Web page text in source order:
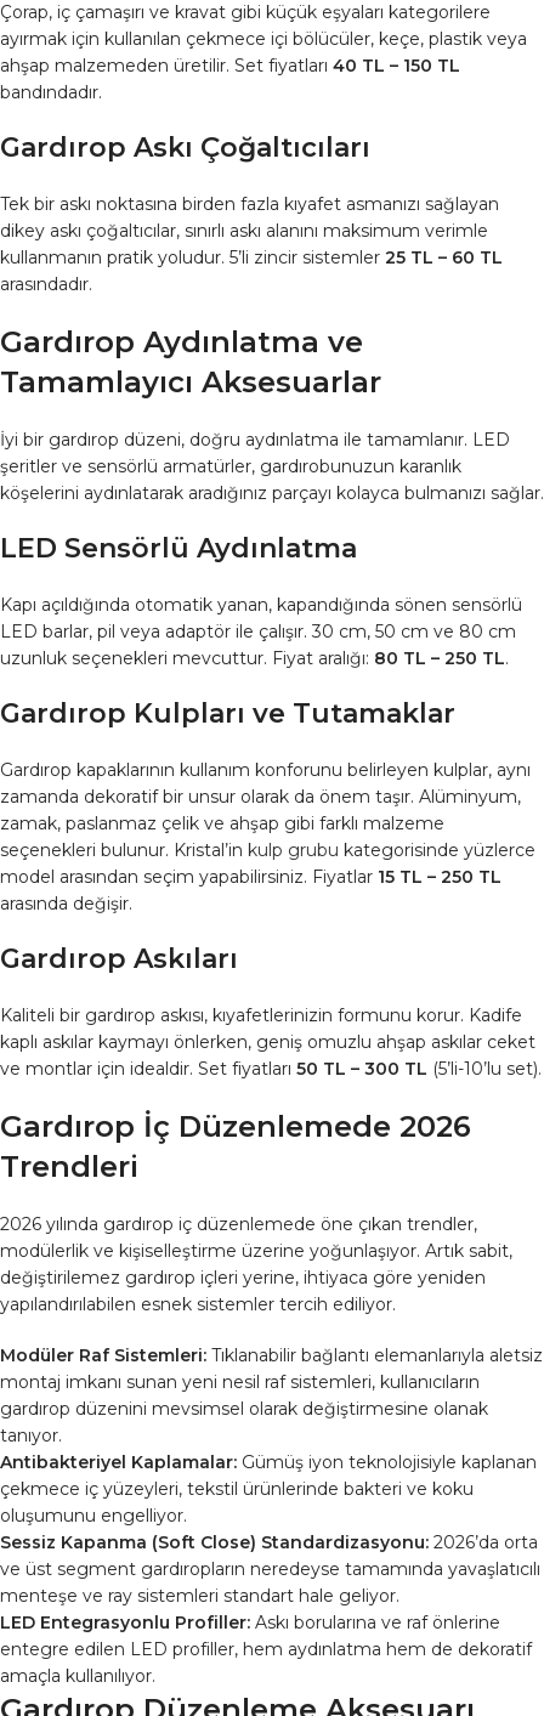
Çorap, iç çamaşırı ve kravat gibi küçük eşyaları kategorilere
ayırmak için kullanılan çekmece içi bölücüler, keçe, plastik veya
ahşap malzemeden üretilir. Set fiyatları 40 TL – 150 TL
bandındadır.
Gardırop Askı Çoğaltıcıları
Tek bir askı noktasına birden fazla kıyafet asmanızı sağlayan
dikey askı çoğaltıcılar, sınırlı askı alanını maksimum verimle
kullanmanın pratik yoludur. 5’li zincir sistemler 25 TL – 60 TL
arasındadır.
Gardırop Aydınlatma ve
Tamamlayıcı Aksesuarlar
İyi bir gardırop düzeni, doğru aydınlatma ile tamamlanır. LED
şeritler ve sensörlü armatürler, gardırobunuzun karanlık
köşelerini aydınlatarak aradığınız parçayı kolayca bulmanızı sağlar.
LED Sensörlü Aydınlatma
Kapı açıldığında otomatik yanan, kapandığında sönen sensörlü
LED barlar, pil veya adaptör ile çalışır. 30 cm, 50 cm ve 80 cm
uzunluk seçenekleri mevcuttur. Fiyat aralığı: 80 TL – 250 TL.
Gardırop Kulpları ve Tutamaklar
Gardırop kapaklarının kullanım konforunu belirleyen kulplar, aynı
zamanda dekoratif bir unsur olarak da önem taşır. Alüminyum,
zamak, paslanmaz çelik ve ahşap gibi farklı malzeme
seçenekleri bulunur. Kristal’in kulp grubu kategorisinde yüzlerce
model arasından seçim yapabilirsiniz. Fiyatlar 15 TL – 250 TL
arasında değişir.
Gardırop Askıları
Kaliteli bir gardırop askısı, kıyafetlerinizin formunu korur. Kadife
kaplı askılar kaymayı önlerken, geniş omuzlu ahşap askılar ceket
ve montlar için idealdir. Set fiyatları 50 TL – 300 TL (5’li-10’lu set).
Gardırop İç Düzenlemede 2026
Trendleri
2026 yılında gardırop iç düzenlemede öne çıkan trendler,
modülerlik ve kişiselleştirme üzerine yoğunlaşıyor. Artık sabit,
değiştirilemez gardırop içleri yerine, ihtiyaca göre yeniden
yapılandırılabilen esnek sistemler tercih ediliyor.
Modüler Raf Sistemleri: Tıklanabilir bağlantı elemanlarıyla aletsiz
montaj imkanı sunan yeni nesil raf sistemleri, kullanıcıların
gardırop düzenini mevsimsel olarak değiştirmesine olanak
tanıyor.
Antibakteriyel Kaplamalar: Gümüş iyon teknolojisiyle kaplanan
çekmece iç yüzeyleri, tekstil ürünlerinde bakteri ve koku
oluşumunu engelliyor.
Sessiz Kapanma (Soft Close) Standardizasyonu: 2026’da orta
ve üst segment gardıropların neredeyse tamamında yavaşlatıcılı
menteşe ve ray sistemleri standart hale geliyor.
LED Entegrasyonlu Profiller: Askı borularına ve raf önlerine
entegre edilen LED profiller, hem aydınlatma hem de dekoratif
amaçla kullanılıyor.